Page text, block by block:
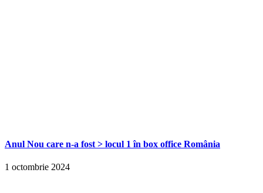
Anul Nou care n-a fost > locul 1 în box office România
1 octombrie 2024